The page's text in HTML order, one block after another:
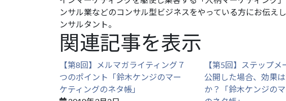
ンサル業などのコンサル型ビジネスをやっている方にお伝え
ンサルタント。
関連記事を表示
【第8回】メルマガライティング７
つのポイント「鈴木ケンジのマー
ケティングのネタ帳」
【第5回】ステップ
公開した場合、効果
か？「鈴木ケンジの